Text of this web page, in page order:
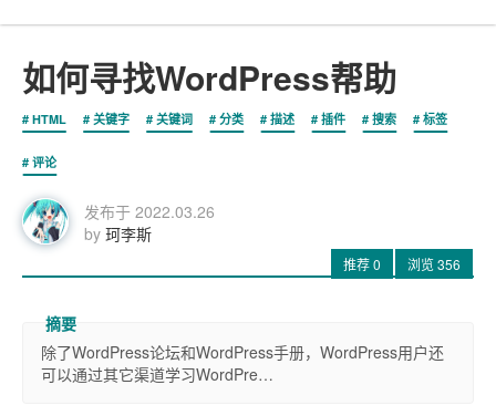
如何寻找WordPress帮助
HTML 关键字 关键词 分类 描述 插件 搜索 标签
评论
发布于 2022.03.26
by 珂李斯
推荐0 浏览356
除了WordPress论坛和WordPress手册，WordPress用户还
可以通过其它渠道学习WordPre…